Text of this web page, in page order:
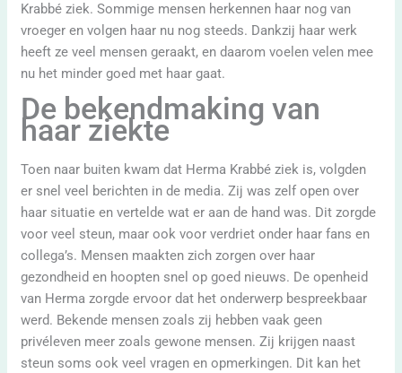
Krabbé ziek. Sommige mensen herkennen haar nog van
vroeger en volgen haar nu nog steeds. Dankzij haar werk
heeft ze veel mensen geraakt, en daarom voelen velen mee
nu het minder goed met haar gaat.
De bekendmaking van
haar ziekte
Toen naar buiten kwam dat Herma Krabbé ziek is, volgden
er snel veel berichten in de media. Zij was zelf open over
haar situatie en vertelde wat er aan de hand was. Dit zorgde
voor veel steun, maar ook voor verdriet onder haar fans en
collega’s. Mensen maakten zich zorgen over haar
gezondheid en hoopten snel op goed nieuws. De openheid
van Herma zorgde ervoor dat het onderwerp bespreekbaar
werd. Bekende mensen zoals zij hebben vaak geen
privéleven meer zoals gewone mensen. Zij krijgen naast
steun soms ook veel vragen en opmerkingen. Dit kan het